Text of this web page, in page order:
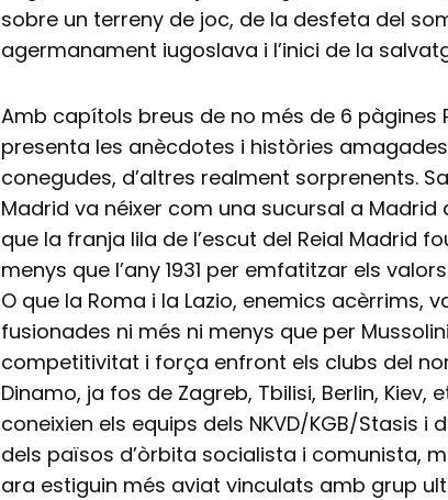
sobre un terreny de joc, de la desfeta del
agermanament iugoslava i l’inici de la
Amb capítols breus de no més de 6 pàgines
presenta les anècdotes i històries
conegudes, d’altres realment sorprenents.
Madrid va néixer com una sucursal a Madrid
que la franja lila de l’escut del Reial Madrid
menys que l’any 1931 per emfatitzar els
O que la Roma i la Lazio, enemics acèrrims,
fusionades ni més ni menys que per
competitivitat i força enfront els clubs del
Dinamo, ja fos de Zagreb, Tbilisi, Berlin, Kiev,
coneixien els equips dels NKVD/KGB/Stasis i
dels països d’òrbita socialista i comunista,
ara estiguin més aviat vinculats amb grup